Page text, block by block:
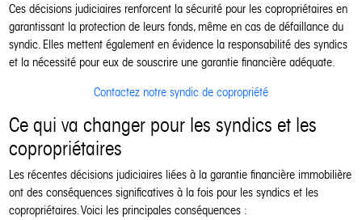
Ces décisions judiciaires renforcent la sécurité pour les copropriétaires en
garantissant la protection de leurs fonds, même en cas de défaillance du
syndic. Elles mettent également en évidence la responsabilité des syndics
et la nécessité pour eux de souscrire une garantie financière adéquate.
Contactez notre syndic de copropriété
Ce qui va changer pour les syndics et les
copropriétaires
Les récentes décisions judiciaires liées à la garantie financière immobilière
ont des conséquences significatives à la fois pour les syndics et les
copropriétaires. Voici les principales conséquences :